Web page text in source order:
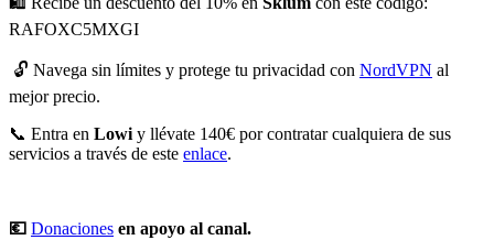
RAFOXC5MXGI
🔓 Navega sin límites y protege tu privacidad con ⁠⁠⁠⁠⁠NordVPN⁠⁠⁠⁠⁠ al
mejor precio.
📞 Entra en Lowi y llévate 140€ por contratar cualquiera de sus
servicios a través de este ⁠⁠⁠⁠⁠⁠⁠⁠⁠⁠⁠⁠⁠⁠⁠⁠⁠⁠⁠⁠enlace⁠⁠⁠⁠⁠⁠⁠⁠⁠⁠⁠⁠⁠⁠⁠⁠⁠⁠⁠⁠.
💶 ⁠⁠⁠⁠⁠⁠⁠⁠⁠⁠⁠⁠⁠⁠⁠⁠⁠⁠⁠⁠⁠⁠⁠Donaciones⁠⁠⁠⁠⁠⁠⁠⁠⁠⁠⁠⁠⁠⁠⁠⁠⁠⁠⁠⁠⁠⁠⁠ en apoyo al canal.